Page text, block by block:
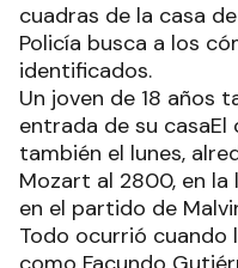
cuadras de la casa
Policía busca a los
identificados.
Un joven de 18 años
entrada de su
también el lunes,
Mozart al 2800, en la
en el partido de
Todo ocurrió cuando